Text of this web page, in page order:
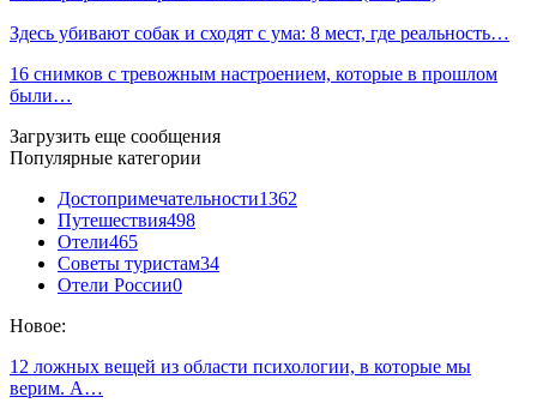
Здесь убивают собак и сходят с ума: 8 мест, где реальность…
16 снимков с тревожным настроением, которые в прошлом
были…
Загрузить еще сообщения
Популярные категории
Достопримечательности1362
Путешествия498
Отели465
Советы туристам34
Отели России0
Новое:
12 ложных вещей из области психологии, в которые мы
верим. А…